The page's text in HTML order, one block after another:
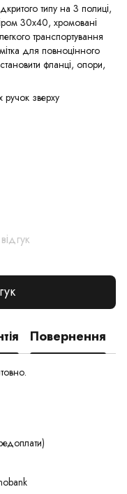
типу на 3 полиці,
30х40, хромовані
транспортування
для повноцінного
фланці, опори,
зверху
Повернення